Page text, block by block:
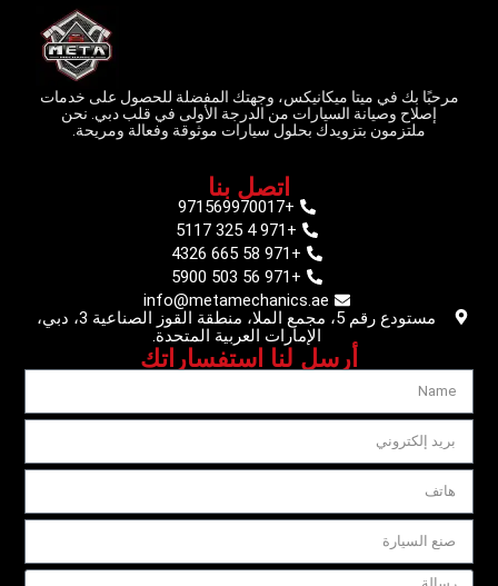
مرحبًا بك في ميتا ميكانيكس، وجهتك المفضلة للحصول على خدمات
إصلاح وصيانة السيارات من الدرجة الأولى في قلب دبي. نحن
ملتزمون بتزويدك بحلول سيارات موثوقة وفعالة ومريحة.
اتصل بنا
+971569970017
+971 4 325 5117
+971 58 665 4326
+971 56 503 5900
info@metamechanics.ae
مستودع رقم 5، مجمع الملا، منطقة القوز الصناعية 3، دبي،
الإمارات العربية المتحدة.
أرسل لنا استفساراتك